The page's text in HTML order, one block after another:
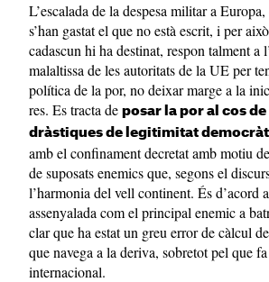
L’escalada de la despesa militar a
s’han gastat el que no està escrit, i per
cadascun hi ha destinat, respon talment a
malaltissa de les autoritats de la UE per
política de la por, no deixar marge a la
res. Es tracta de posar la por al cos
dràstiques de legitimitat
amb el confinament decretat amb motiu
de suposats enemics que, segons el
l’harmonia del vell continent. És d’acord
assenyalada com el principal enemic a
clar que ha estat un greu error de càlcul
que navega a la deriva, sobretot pel que
internacional.